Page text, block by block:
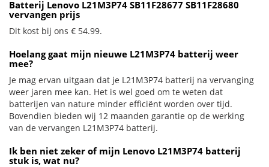
Batterij Lenovo L21M3P74 SB11F28677 SB11F28680
vervangen prijs
Dit kost bij ons € 54.99.
Hoelang gaat mijn nieuwe L21M3P74 batterij weer
mee?
Je mag ervan uitgaan dat je L21M3P74 batterij na vervanging
weer jaren mee kan. Het is wel goed om te weten dat
batterijen van nature minder efficiënt worden over tijd.
Bovendien bieden wij 12 maanden garantie op de werking
van de vervangen L21M3P74 batterij.
Ik ben niet zeker of mijn Lenovo L21M3P74 batterij
stuk is, wat nu?